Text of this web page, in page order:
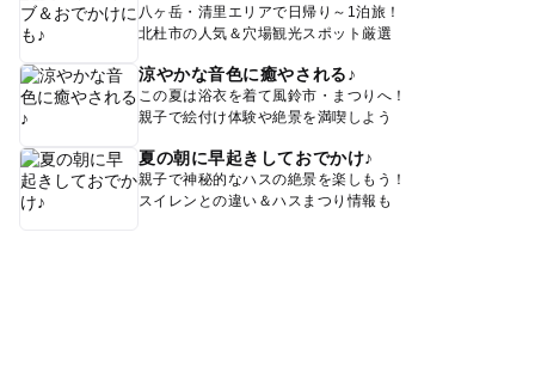
八ヶ岳・清里エリアで日帰り～1泊旅！
北杜市の人気＆穴場観光スポット厳選
涼やかな音色に癒やされる♪
この夏は浴衣を着て風鈴市・まつりへ！
親子で絵付け体験や絶景を満喫しよう
夏の朝に早起きしておでかけ♪
親子で神秘的なハスの絶景を楽しもう！
スイレンとの違い＆ハスまつり情報も